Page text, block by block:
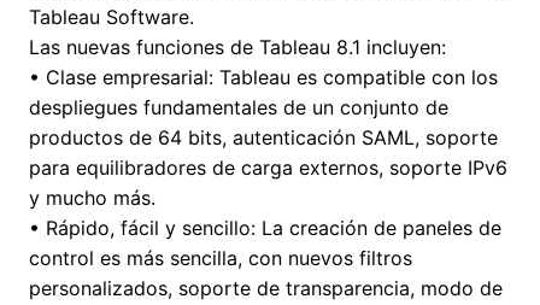
Tableau Software.
Las nuevas funciones de Tableau 8.1 incluyen:
• Clase empresarial: Tableau es compatible con los
despliegues fundamentales de un conjunto de
productos de 64 bits, autenticación SAML, soporte
para equilibradores de carga externos, soporte IPv6
y mucho más.
• Rápido, fácil y sencillo: La creación de paneles de
control es más sencilla, con nuevos filtros
personalizados, soporte de transparencia, modo de